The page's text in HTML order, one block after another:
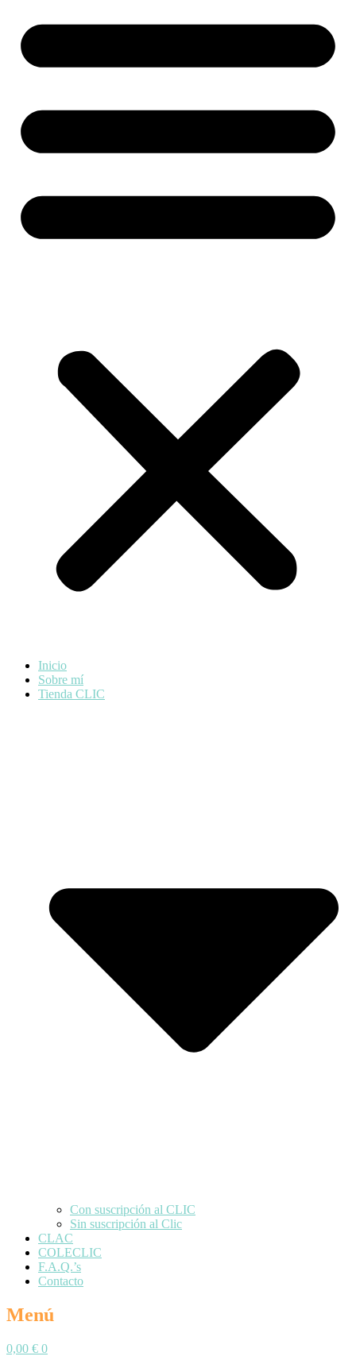
Inicio
Sobre mí
Tienda CLIC
Con suscripción al CLIC
Sin suscripción al Clic
CLAC
COLECLIC
F.A.Q.’s
Contacto
Menú
0,00 € 0